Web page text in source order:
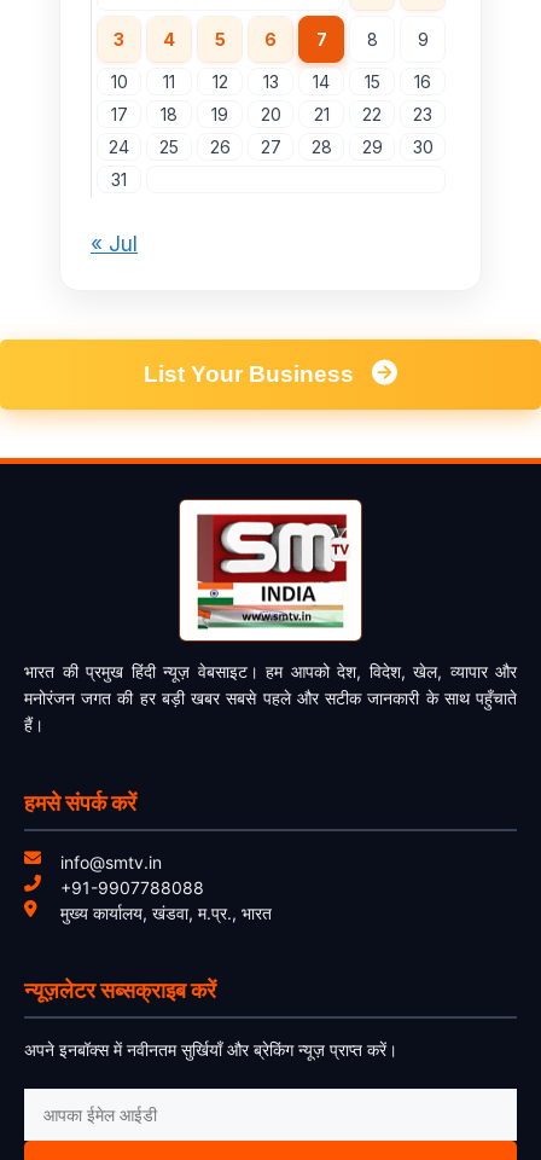
3 4 5 6 7 8 9
10 11 12 13 14 15
16
17
18 19 20 21 22
23
24
25 26 27 28 29
30
31
« Jul
List Your Business
भारत की प्रमुख हिंदी न्यूज़ वेबसाइट। हम आपको देश, विदेश, खेल, व्यापार और
मनोरंजन जगत की हर बड़ी खबर सबसे पहले और सटीक जानकारी के साथ पहुँचाते
हैं।
हमसे संपर्क करें
info@smtv.in
+91-9907788088
मुख्य कार्यालय, खंडवा, म.प्र., भारत
न्यूज़लेटर सब्सक्राइब करें
अपने इनबॉक्स में नवीनतम सुर्खियाँ और ब्रेकिंग न्यूज़ प्राप्त करें।